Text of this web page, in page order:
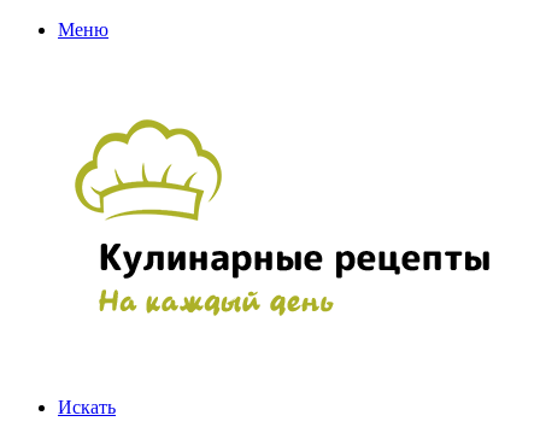
Меню
Искать